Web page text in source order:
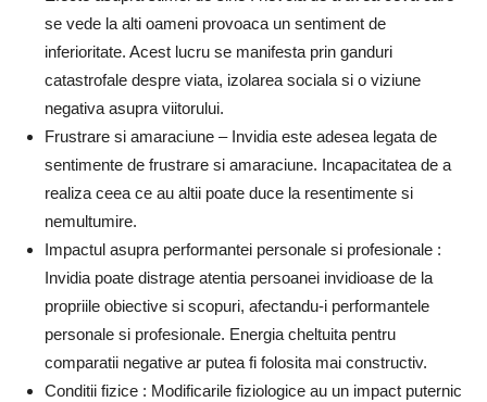
se vede la alti oameni provoaca un sentiment de
inferioritate. Acest lucru se manifesta prin ganduri
catastrofale despre viata, izolarea sociala si o viziune
negativa asupra viitorului.
Frustrare si amaraciune – Invidia este adesea legata de
sentimente de frustrare si amaraciune. Incapacitatea de a
realiza ceea ce au altii poate duce la resentimente si
nemultumire.
Impactul asupra performantei personale si profesionale :
Invidia poate distrage atentia persoanei invidioase de la
propriile obiective si scopuri, afectandu-i performantele
personale si profesionale. Energia cheltuita pentru
comparatii negative ar putea fi folosita mai constructiv.
Conditii fizice : Modificarile fiziologice au un impact puternic